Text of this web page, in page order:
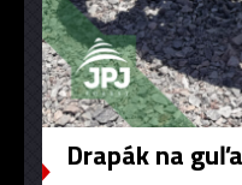
Drapák na